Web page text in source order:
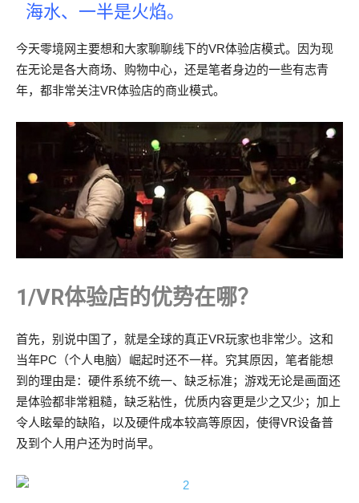
海水、一半是火焰。
今天零境网主要想和大家聊聊线下的VR体验店模式。因为现
在无论是各大商场、购物中心，还是笔者身边的一些有志青
年，都非常关注VR体验店的商业模式。
1/VR体验店的优势在哪？
首先，别说中国了，就是全球的真正VR玩家也非常少。这和
当年PC（个人电脑）崛起时还不一样。究其原因，笔者能想
到的理由是：硬件系统不统一、缺乏标准；游戏无论是画面还
是体验都非常粗糙，缺乏粘性，优质内容更是少之又少；加上
令人眩晕的缺陷，以及硬件成本较高等原因，使得VR设备普
及到个人用户还为时尚早。